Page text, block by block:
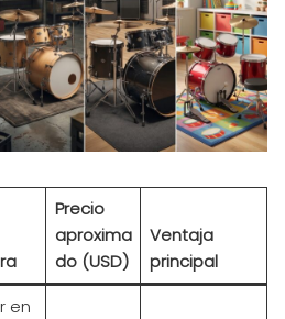
Precio
aproxima
do (USD)
Ventaja
principal
en